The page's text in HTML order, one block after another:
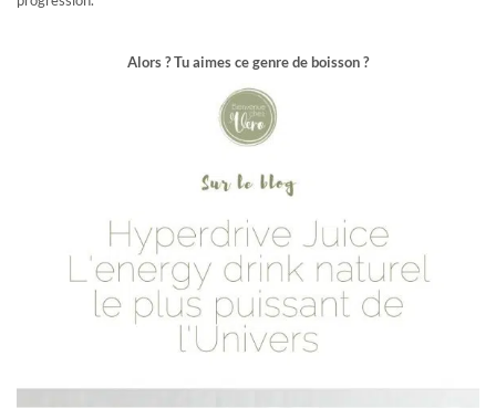
Alors ? Tu aimes ce genre de boisson ?